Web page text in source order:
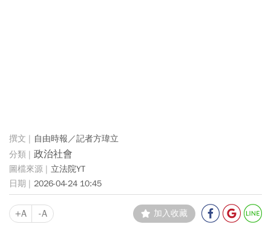
自由時報／記者方瑋立
政治社會
立法院YT
2026-04-24 10:45
+A -A 加入收藏